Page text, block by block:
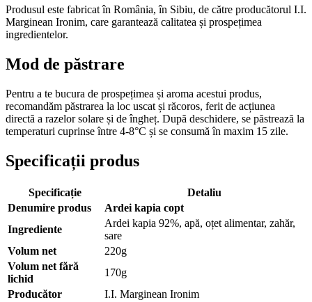
Produsul este fabricat în România, în Sibiu, de către producătorul I.I.
Marginean Ironim, care garantează calitatea și prospețimea
ingredientelor.
Mod de păstrare
Pentru a te bucura de prospețimea și aroma acestui produs,
recomandăm păstrarea la loc uscat și răcoros, ferit de acțiunea
directă a razelor solare și de îngheț. După deschidere, se păstrează la
temperaturi cuprinse între 4-8°C și se consumă în maxim 15 zile.
Specificații produs
Specificație
Detaliu
Denumire produs
Ardei kapia copt
Ingrediente
Ardei kapia 92%, apă, oțet alimentar, zahăr,
sare
Volum net
220g
Volum net fără
lichid
170g
Producător
I.I. Marginean Ironim